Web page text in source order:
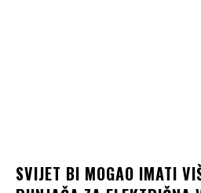
SVIJET BI MOGAO IMATI